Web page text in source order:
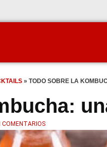
» TODO SOBRE LA
COMENTARIOS